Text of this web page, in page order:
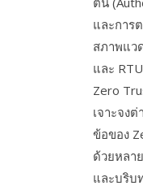
และการ
สภาพแว
และ
Zero
เจาะจง
ข้อของ
ด้วยหลา
และบริบ